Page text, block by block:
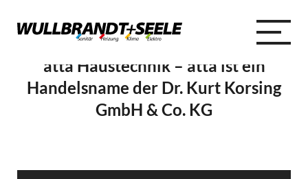
atta Haustechnik – atta ist ein
Handelsname der Dr. Kurt Korsing
GmbH & Co. KG